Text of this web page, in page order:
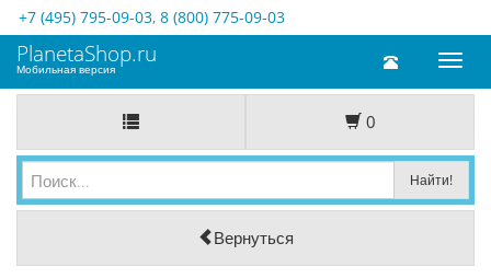
+7 (495) 795-09-03, 8 (800) 775-09-03
Toggle
PlanetaShop.ru
Мобильная версия
0
Вернуться